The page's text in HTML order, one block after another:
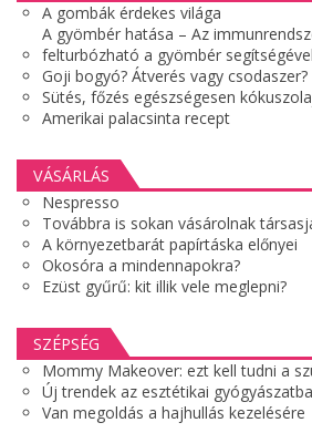
A gombák érdekes világa
A gyömbér hatása – Az
felturbózható a gyömbér segítségével
Goji bogyó? Átverés vagy csodaszer?
Sütés, főzés egészségesen
Amerikai palacsinta recept
VÁSÁRLÁS
Nespresso
Továbbra is sokan vásárolnak
A környezetbarát papírtáska előnyei
Okosóra a mindennapokra?
Ezüst gyűrű: kit illik vele meglepni?
SZÉPSÉG
Mommy Makeover: ezt kell tudni a
Új trendek az esztétikai
Van megoldás a hajhullás kezelésére